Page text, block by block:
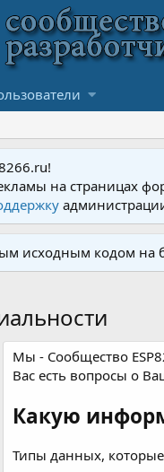
на страницах
исходным кодом на
Мы - Сообщество
Вас есть вопросы о
Какую
Типы данных,